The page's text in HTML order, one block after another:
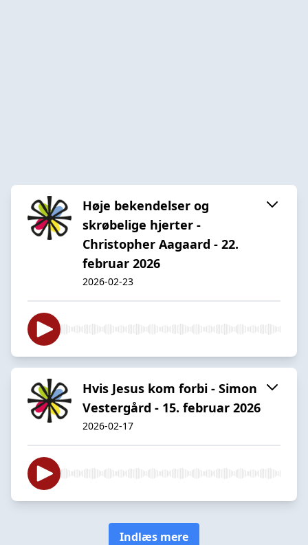
Høje bekendelser og
skrøbelige hjerter -
Christopher Aagaard - 22.
februar 2026
2026-02-23
Hvis Jesus kom forbi - Simon
Vestergård - 15. februar 2026
2026-02-17
Indlæs mere